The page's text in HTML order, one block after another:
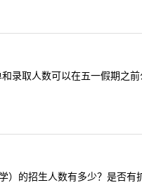
取人数可以在五一假期之
的招生人数有多少？是否有